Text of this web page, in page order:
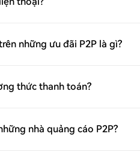
những ưu đãi P2P là gì?
thức thanh toán?
nhà quảng cáo P2P?